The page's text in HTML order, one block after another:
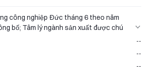
công nghiệp Đức tháng 6 theo năm
bố; Tâm lý ngành sản xuất được chú
--
--
--